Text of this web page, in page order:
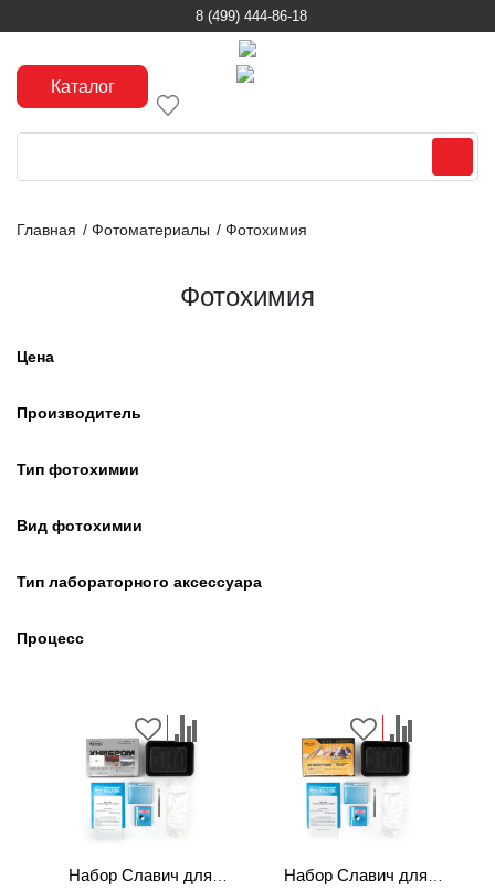
8 (499) 444-86-18
Каталог
Главная / Фотоматериалы / Фотохимия
Фотохимия
Цена
Производитель
Тип фотохимии
Вид фотохимии
Тип лабораторного аксессуара
Процесс
Набор Славич для
Набор Славич для